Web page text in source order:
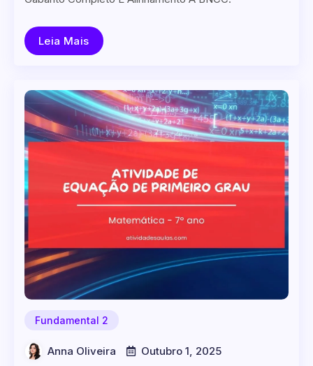
Leia Mais
Fundamental 2
Anna Oliveira Outubro 1, 2025